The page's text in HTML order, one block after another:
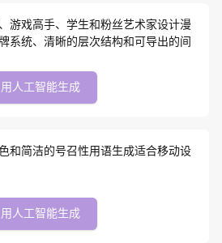
游戏高手、学生和粉丝艺术家设计漫
系统、清晰的层次结构和可导出的间
用人工智能生成
和简洁的号召性用语生成适合移动设
用人工智能生成